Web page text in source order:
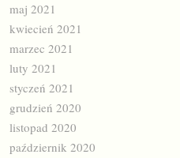
maj 2021
kwiecień 2021
marzec 2021
luty 2021
styczeń 2021
grudzień 2020
listopad 2020
październik 2020